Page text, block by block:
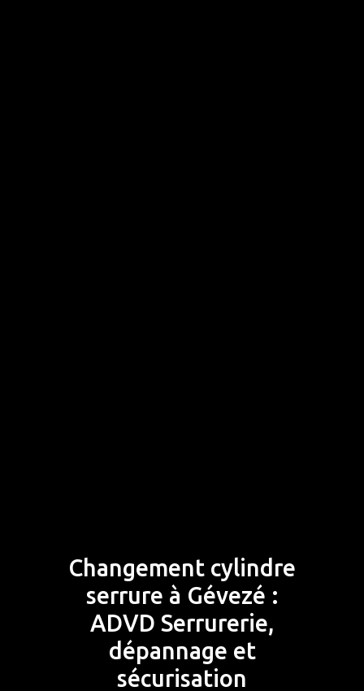
Changement cylindre
serrure à Gévezé :
ADVD Serrurerie,
dépannage et
sécurisation